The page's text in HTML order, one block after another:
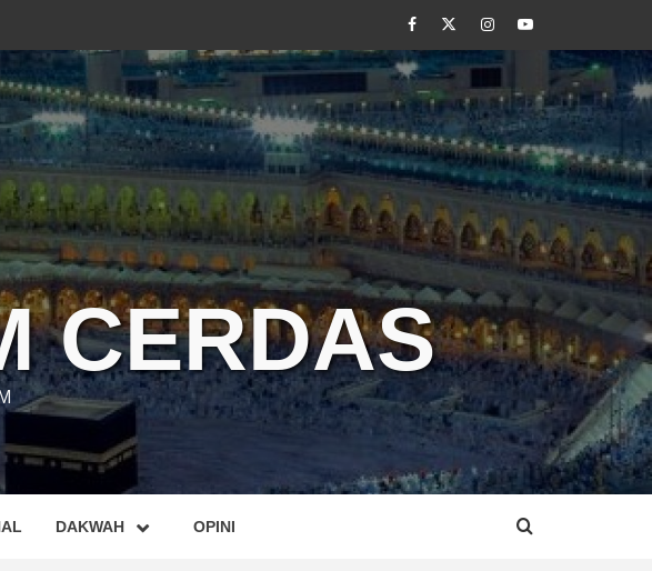
FacebookTwitterInstagram
Youtube
CERDAS
DAKWAH OPINI